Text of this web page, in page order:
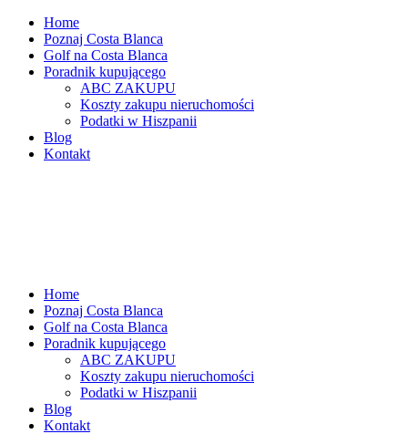
Home
Poznaj Costa Blanca
Golf na Costa Blanca
Poradnik kupującego
ABC ZAKUPU
Koszty zakupu nieruchomości
Podatki w Hiszpanii
Blog
Kontakt
Home
Poznaj Costa Blanca
Golf na Costa Blanca
Poradnik kupującego
ABC ZAKUPU
Koszty zakupu nieruchomości
Podatki w Hiszpanii
Blog
Kontakt